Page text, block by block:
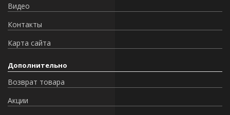
Видео
Контакты
Карта сайта
Дополнительно
Возврат товара
Акции